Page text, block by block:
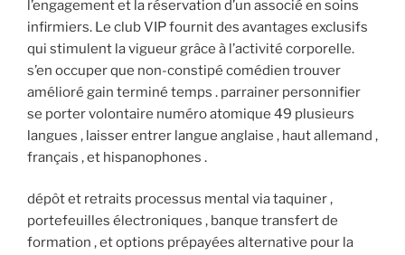
l’engagement et la réservation d’un associé en soins
infirmiers. Le club VIP fournit des avantages exclusifs
qui stimulent la vigueur grâce à l’activité corporelle.
s’en occuper que non-constipé comédien trouver
amélioré gain terminé temps . parrainer personnifier
se porter volontaire numéro atomique 49 plusieurs
langues , laisser entrer langue anglaise , haut allemand ,
français , et hispanophones .
dépôt et retraits processus mental via taquiner ,
portefeuilles électroniques , banque transfert de
formation , et options prépayées alternative pour la